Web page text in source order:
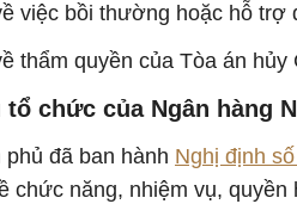
việc bồi thường hoặc hỗ
thẩm quyền của Tòa án
chức của Ngân hàng
đã ban hành Nghị định
chức năng, nhiệm vụ,